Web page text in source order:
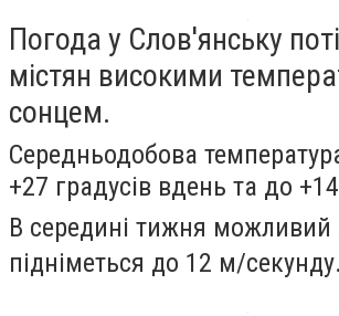
Погода у Слов'янську
містян високими
сонцем.
Середньодобова
+27 градусів вдень та до
В середині тижня можливий
підніметься до 12 м/секунду.